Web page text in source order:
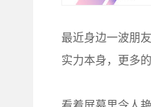
最近身边一波朋
实力本身，更多